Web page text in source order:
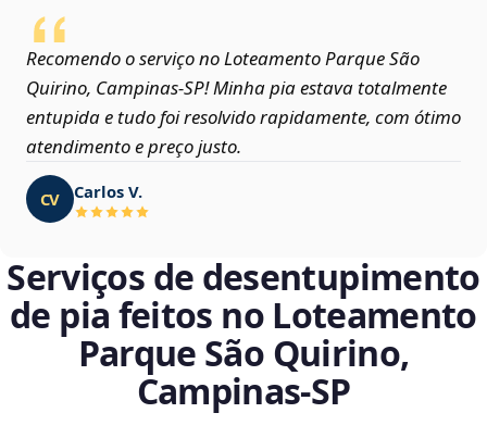
Recomendo o serviço no Loteamento Parque São
Quirino, Campinas‑SP! Minha pia estava totalmente
entupida e tudo foi resolvido rapidamente, com ótimo
atendimento e preço justo.
CV Carlos V.
Serviços de desentupimento
de pia feitos no Loteamento
Parque São Quirino,
Campinas‑SP